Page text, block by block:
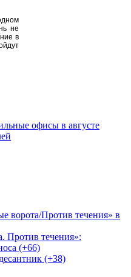
не
в
офисы в августе
ворота/Против течения» в
Против течения»:
(+66)
(+38)